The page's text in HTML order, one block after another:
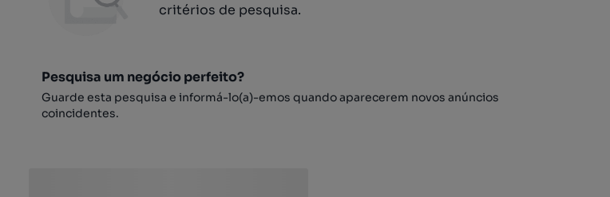
critérios de pesquisa.
Pesquisa um negócio perfeito?
Guarde esta pesquisa e informá-lo(a)-emos quando aparecerem novos anúncios
coincidentes.